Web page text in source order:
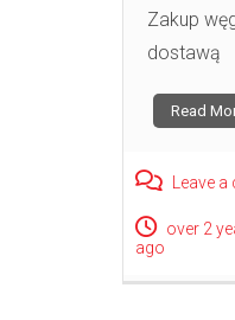
Zakup
dostawą
Read
Leave
over 2
ago